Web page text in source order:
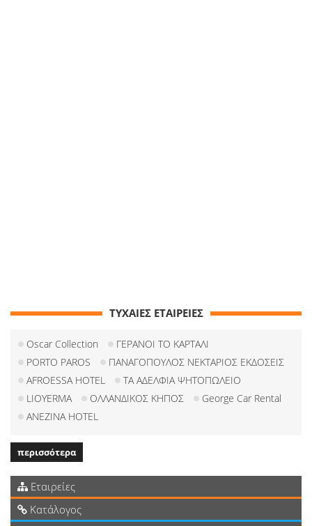
ΤΥΧΑΙΕΣ ΕΤΑΙΡΕΙΕΣ
Oscar Collection
ΓΕΡΑΝΟΙ ΤΟ ΚΑΡΤΑΛΙ
PORTO PAROS
ΠΑΝΑΓΟΠΟΥΛΟΣ ΝΕΚΤΑΡΙΟΣ ΕΚΔΟΣΕΙΣ
AFROESSA HOTEL
ΤΑ ΑΔΕΛΦΙΑ ΨΗΤΟΠΩΛΕΙΟ
LIOYERMA
ΟΛΛΑΝΔΙΚΟΣ ΚΗΠΟΣ
George Car Rental
ANEZINA HOTEL
περισσότερα
Εταιρείες
Κατάλογος